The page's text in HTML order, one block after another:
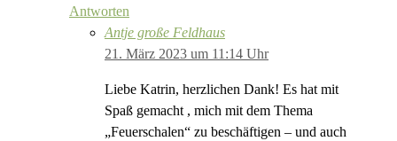
Antworten
Antje große Feldhaus
21. März 2023 um 11:14 Uhr
Liebe Katrin, herzlichen Dank! Es hat mit
Spaß gemacht , mich mit dem Thema
„Feuerschalen“ zu beschäftigen – und auch